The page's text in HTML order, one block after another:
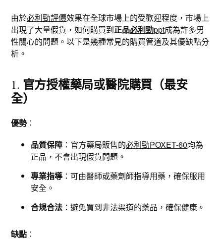
由於必利勁評價效果在全球市場上的受歡迎程度，市場上
出現了大量假貨，如何購買到正品必利勁ppt成為許多男
性關心的問題。以下是幾種常見的購買管道及其優缺點分
析。
1. 官方授權藥局或醫院購買（最安
全）
優勢：
品質保障 ：官方藥局販售的必利勁POXET-60均為
正品，不會出現假貨問題。
專業指導：可由醫師或藥劑師指導用藥，確保服用
安全。
合規合法 ：避免買到非法渠道的藥品，確保健康。
缺點 ：